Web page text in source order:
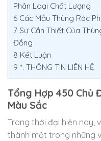
Phân Loại Chất Lượng
6 Các Mẫu Thùng Rác
7 Sự Cần Thiết Của
Đồng
8 Kết Luận
9 *. THÔNG TIN LIÊN HỆ
Tổng Hợp 450 Chủ
Màu Sắc
Trong thời đại hiện nay,
thành một trong những